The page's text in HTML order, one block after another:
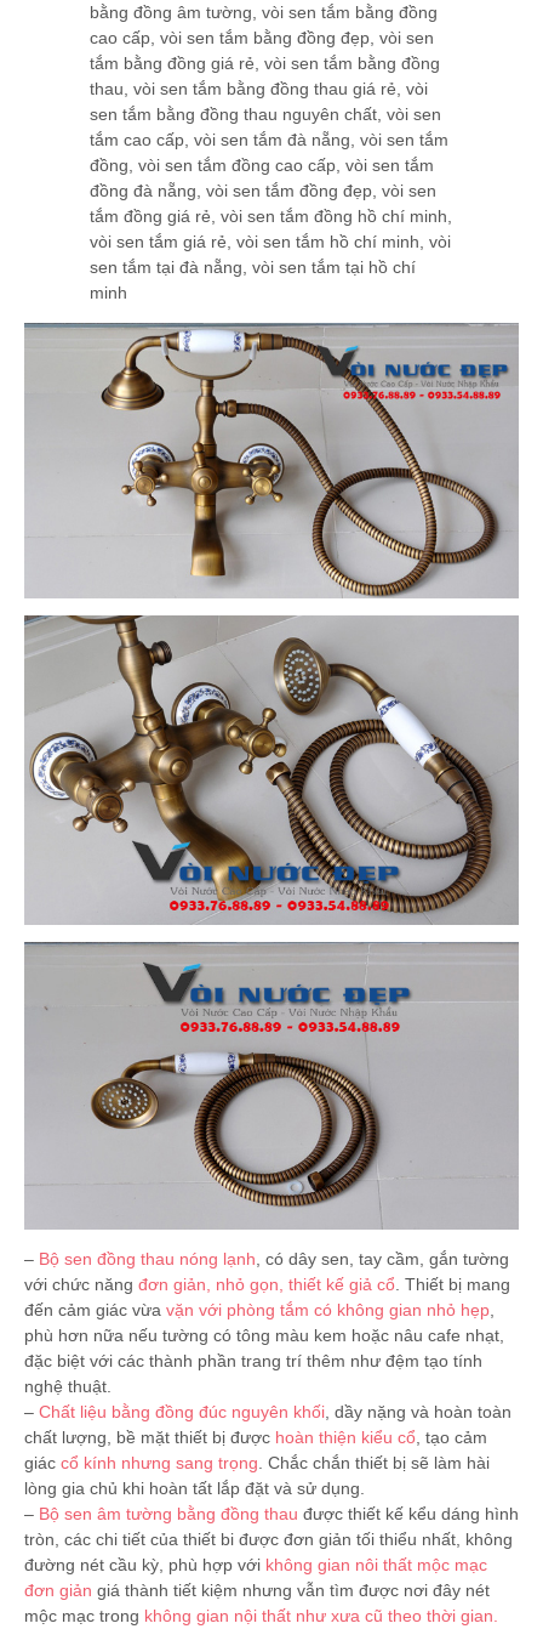
– Bộ sen đồng thau nóng lạnh, có dây sen, tay cầm, gắn tường
với chức năng đơn giản, nhỏ gọn, thiết kế giả cổ. Thiết bị mang
đến cảm giác vừa vặn với phòng tắm có không gian nhỏ hẹp,
phù hơn nữa nếu tường có tông màu kem hoặc nâu cafe nhạt,
đặc biệt với các thành phần trang trí thêm như đệm tạo tính
nghệ thuật.
– Chất liệu bằng đồng đúc nguyên khối, dầy nặng và hoàn toàn
chất lượng, bề mặt thiết bị được hoàn thiện kiểu cổ, tạo cảm
giác cổ kính nhưng sang trọng. Chắc chắn thiết bị sẽ làm hài
lòng gia chủ khi hoàn tất lắp đặt và sử dụng.
– Bộ sen âm tường bằng đồng thau được thiết kế kểu dáng hình
tròn, các chi tiết của thiết bi được đơn giản tối thiểu nhất, không
đường nét cầu kỳ, phù hợp với không gian nôi thất mộc mạc
đơn giản giá thành tiết kiệm nhưng vẫn tìm được nơi đây nét
mộc mạc trong không gian nội thất như xưa cũ theo thời gian.